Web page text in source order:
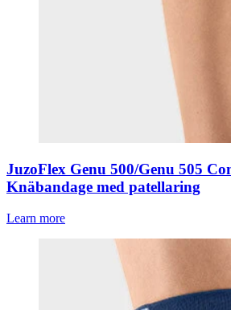
JuzoFlex Genu 500/Genu 505
Knäbandage med patellaring
Learn more